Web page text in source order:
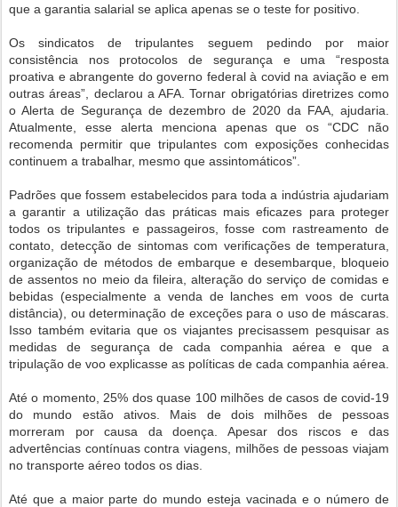
que a garantia salarial se aplica apenas se o teste for positivo.
Os sindicatos de tripulantes seguem pedindo por maior
consistência nos protocolos de segurança e uma “resposta
proativa e abrangente do governo federal à covid na aviação e em
outras áreas”, declarou a AFA. Tornar obrigatórias diretrizes como
o Alerta de Segurança de dezembro de 2020 da FAA, ajudaria.
Atualmente, esse alerta menciona apenas que os “CDC não
recomenda permitir que tripulantes com exposições conhecidas
continuem a trabalhar, mesmo que assintomáticos”.
Padrões que fossem estabelecidos para toda a indústria ajudariam
a garantir a utilização das práticas mais eficazes para proteger
todos os tripulantes e passageiros, fosse com rastreamento de
contato, detecção de sintomas com verificações de temperatura,
organização de métodos de embarque e desembarque, bloqueio
de assentos no meio da fileira, alteração do serviço de comidas e
bebidas (especialmente a venda de lanches em voos de curta
distância), ou determinação de exceções para o uso de máscaras.
Isso também evitaria que os viajantes precisassem pesquisar as
medidas de segurança de cada companhia aérea e que a
tripulação de voo explicasse as políticas de cada companhia aérea.
Até o momento, 25% dos quase 100 milhões de casos de covid-19
do mundo estão ativos. Mais de dois milhões de pessoas
morreram por causa da doença. Apesar dos riscos e das
advertências contínuas contra viagens, milhões de pessoas viajam
no transporte aéreo todos os dias.
Até que a maior parte do mundo esteja vacinada e o número de